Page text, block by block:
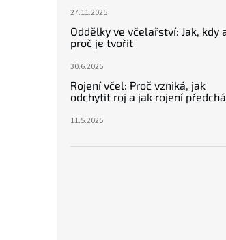
27.11.2025
Oddělky ve včelařství: Jak, kdy
proč je tvořit
30.6.2025
Rojení včel: Proč vzniká, jak
odchytit roj a jak rojení
11.5.2025